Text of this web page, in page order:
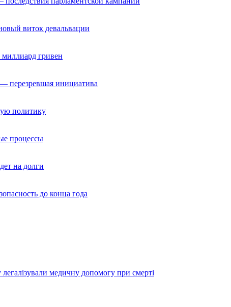
виток девальвации
гривен
перезревшая инициатива
политику
процессы
на долги
до конца года
медичну допомогу при смерті